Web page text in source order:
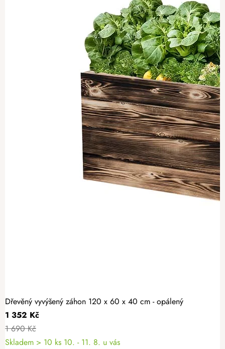
Dřevěný vyvýšený záhon 120 x 60 x 40 cm - opálený
1 352 Kč
1 690 Kč
Skladem > 10 ks 10. - 11. 8. u vás